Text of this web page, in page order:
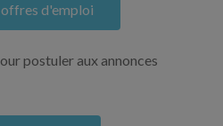
d'emploi
postuler aux annonces